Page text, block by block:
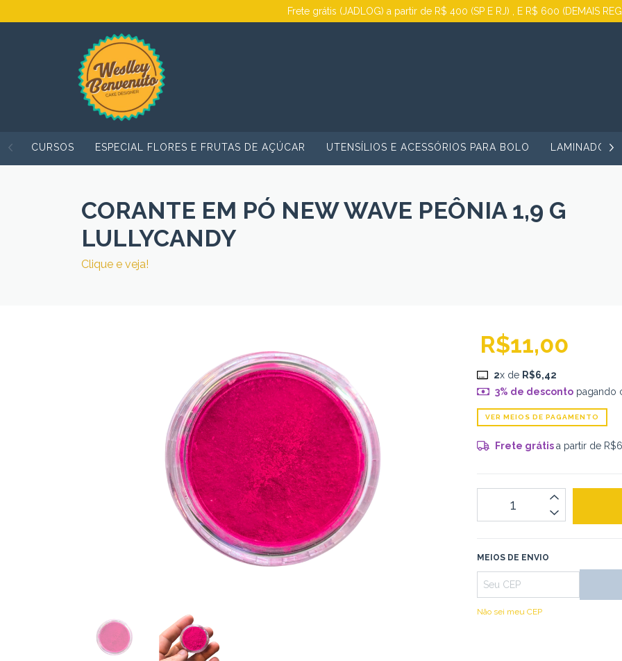
Frete grátis (JADLOG) a partir de R$ 400 (SP E RJ) , E R$ 600 (DEMAIS
CURSOS ESPECIAL FLORES E FRUTAS DE AÇÚCAR UTENSÍLIOS E ACESSÓRIOS PARA BOLO LAMINADORA
CORANTE EM PÓ NEW WAVE PEÔNIA 1,9 G
LULLYCANDY
Clique e veja!
R$11,00
2x de R$6,42
3% de descontopagando
VER MEIOS DE PAGAMENTO
Frete grátisa partir de
MEIOS DE ENVIO
Não sei meu CEP